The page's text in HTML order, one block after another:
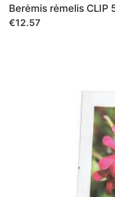
Berėmis rėmelis CLIP
€12.57